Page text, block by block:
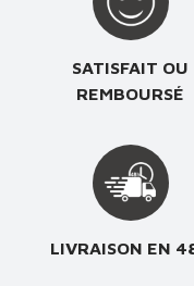
SATISFAIT OU
REMBOURSÉ
LIVRAISON EN